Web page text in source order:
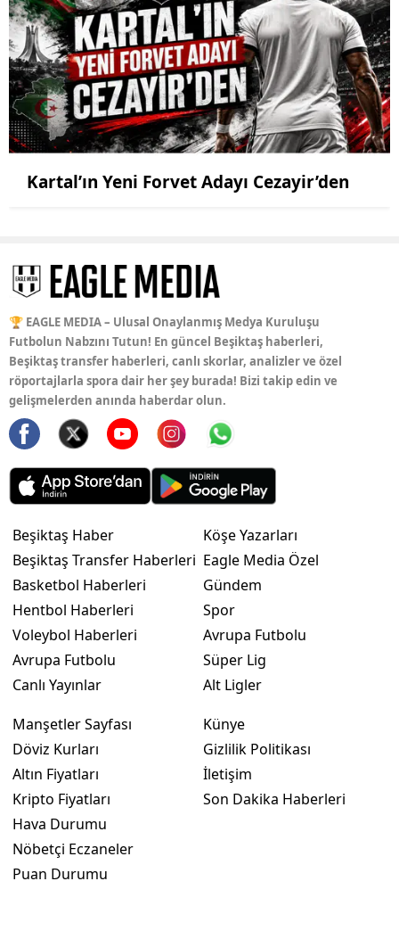
Kartal’ın Yeni Forvet Adayı Cezayir’den
🏆 EAGLE MEDIA – Ulusal Onaylanmış Medya Kuruluşu
Futbolun Nabzını Tutun! En güncel Beşiktaş haberleri,
Beşiktaş transfer haberleri, canlı skorlar, analizler ve özel
röportajlarla spora dair her şey burada! Bizi takip edin ve
gelişmelerden anında haberdar olun.
Beşiktaş Haber
Beşiktaş Transfer Haberleri
Basketbol Haberleri
Hentbol Haberleri
Voleybol Haberleri
Avrupa Futbolu
Canlı Yayınlar
Köşe Yazarları
Eagle Media Özel
Gündem
Spor
Avrupa Futbolu
Süper Lig
Alt Ligler
Manşetler Sayfası
Döviz Kurları
Altın Fiyatları
Kripto Fiyatları
Hava Durumu
Nöbetçi Eczaneler
Puan Durumu
Künye
Gizlilik Politikası
İletişim
Son Dakika Haberleri